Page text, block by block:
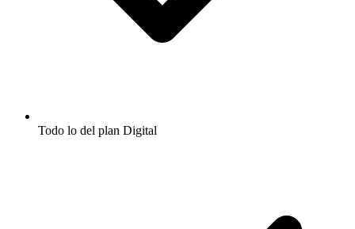
Todo lo del plan Digital